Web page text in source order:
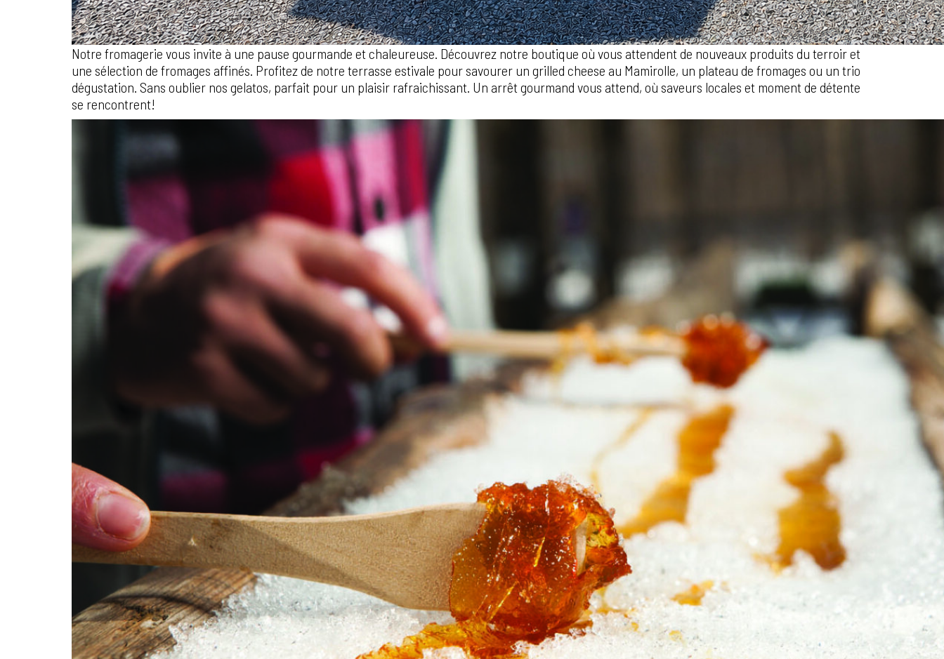
Notre fromagerie vous invite à une pause gourmande et chaleureuse. Découvrez notre boutique où vous attendent de nouveaux produits du terroir et
une sélection de fromages affinés. Profitez de notre terrasse estivale pour savourer un grilled cheese au Mamirolle, un plateau de fromages ou un trio
dégustation. Sans oublier nos gelatos, parfait pour un plaisir rafraichissant. Un arrêt gourmand vous attend, où saveurs locales et moment de détente
se rencontrent!